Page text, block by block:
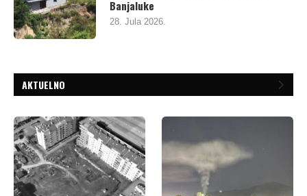
Banjaluke
28. Jula 2026.
AKTUELNO